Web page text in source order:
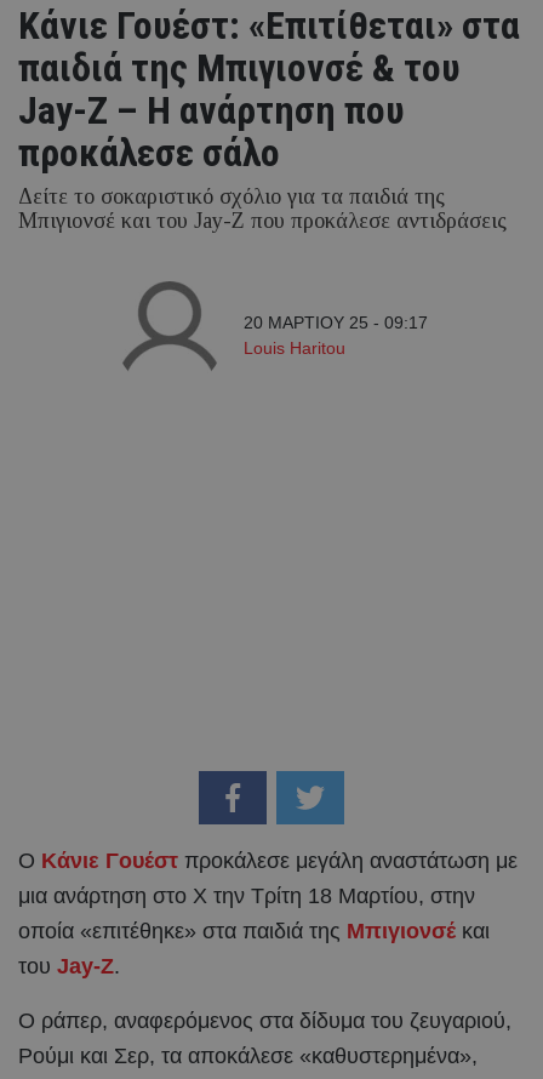
Κάνιε Γουέστ: «Επιτίθεται» στα
παιδιά της Μπιγιονσέ & του
Jay-Z – Η ανάρτηση που
προκάλεσε σάλο
Δείτε το σοκαριστικό σχόλιο για τα παιδιά της
Μπιγιονσέ και του Jay-Z που προκάλεσε αντιδράσεις
20 ΜΑΡΤΙΟΥ 25 - 09:17
Louis Haritou
Ο Κάνιε Γουέστ προκάλεσε μεγάλη αναστάτωση με
μια ανάρτηση στο X την Τρίτη 18 Μαρτίου, στην
οποία «επιτέθηκε» στα παιδιά της Μπιγιονσέ και
του Jay-Z.
Ο ράπερ, αναφερόμενος στα δίδυμα του ζευγαριού,
Ρούμι και Σερ, τα αποκάλεσε «καθυστερημένα»,